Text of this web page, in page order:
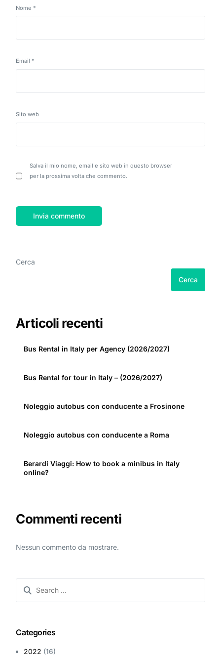
Nome *
Email *
Sito web
Salva il mio nome, email e sito web in questo browser
per la prossima volta che commento.
Cerca
Cerca
Articoli recenti
Bus Rental in Italy per Agency (2026/2027)
Bus Rental for tour in Italy – (2026/2027)
Noleggio autobus con conducente a Frosinone
Noleggio autobus con conducente a Roma
Berardi Viaggi: How to book a minibus in Italy
online?
Commenti recenti
Nessun commento da mostrare.
Categories
2022 (16)